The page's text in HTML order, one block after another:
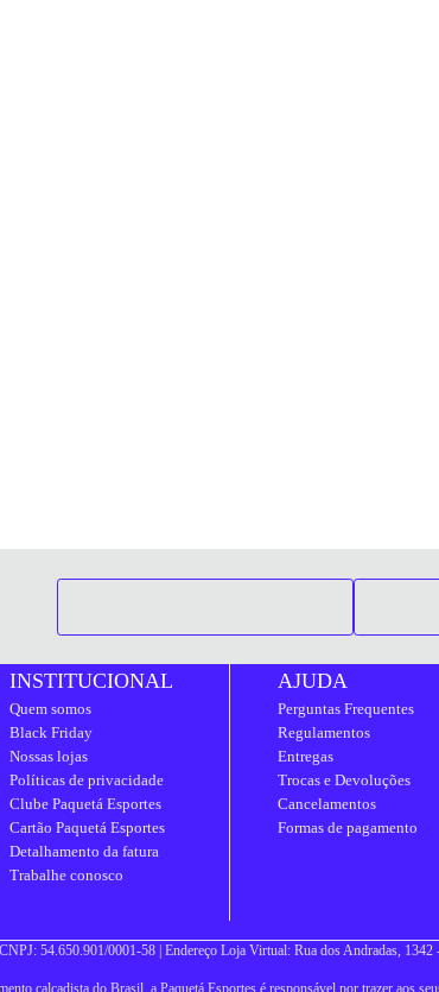
INSTITUCIONAL
Quem somos
Black Friday
Nossas lojas
Políticas de privacidade
Clube Paquetá Esportes
Cartão Paquetá Esportes
Detalhamento da fatura
Trabalhe conosco
AJUDA
Perguntas Frequentes
Regulamentos
Entregas
Trocas e Devoluções
Cancelamentos
Formas de pagamento
CNPJ: 54.650.901/0001-58 | Endereço Loja Virtual: Rua dos Andradas,
calçadista do Brasil, a Paquetá Esportes é responsável por trazer aos